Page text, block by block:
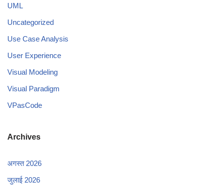
UML
Uncategorized
Use Case Analysis
User Experience
Visual Modeling
Visual Paradigm
VPasCode
Archives
अगस्त 2026
जुलाई 2026